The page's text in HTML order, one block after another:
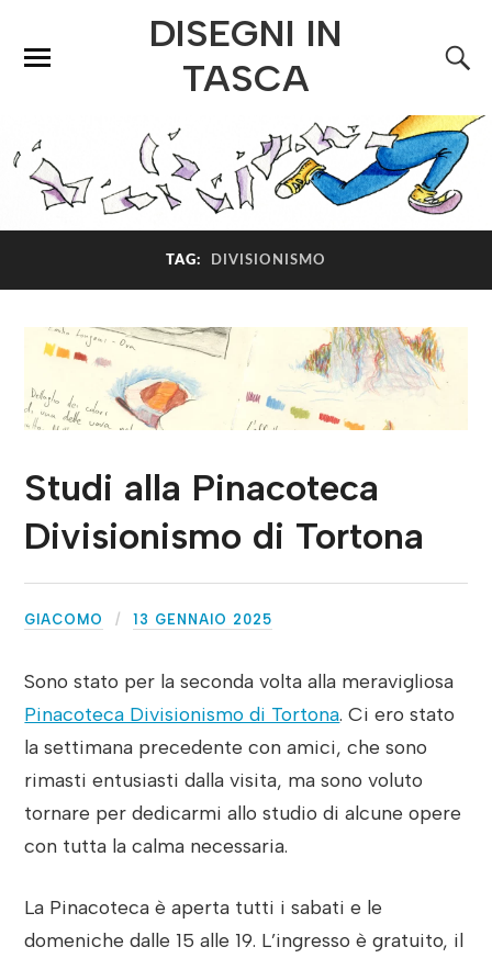
DISEGNI IN
TASCA
TAG: DIVISIONISMO
Studi alla Pinacoteca
Divisionismo di Tortona
GIACOMO 13 GENNAIO 2025
Sono stato per la seconda volta alla meravigliosa
Pinacoteca Divisionismo di Tortona. Ci ero stato
la settimana precedente con amici, che sono
rimasti entusiasti dalla visita, ma sono voluto
tornare per dedicarmi allo studio di alcune opere
con tutta la calma necessaria.
La Pinacoteca è aperta tutti i sabati e le
domeniche dalle 15 alle 19. L’ingresso è gratuito, il